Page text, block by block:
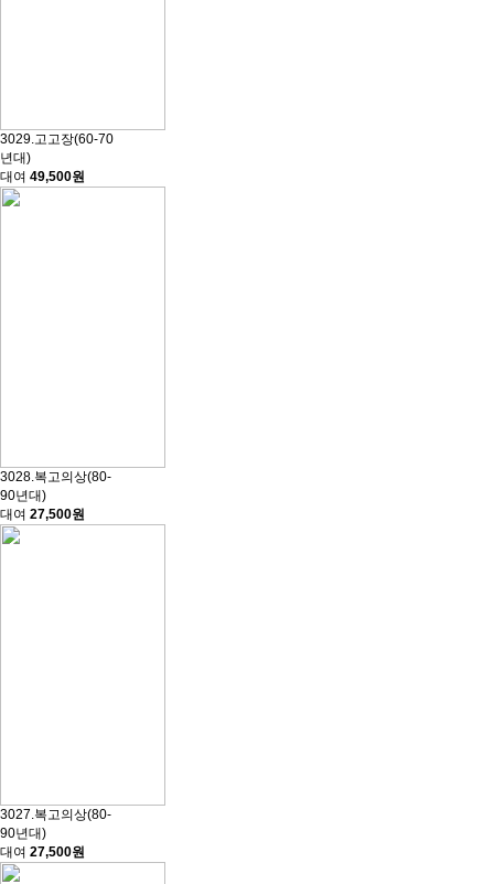
3029.고고장(60-70
년대)
대여 49,500원
3028.복고의상(80-
90년대)
대여 27,500원
3027.복고의상(80-
90년대)
대여 27,500원